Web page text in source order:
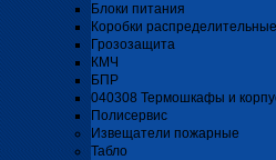
Блоки питания
Коробки распределительные
Грозозащита
КМЧ
БПР
040308 Термошкафы и
Полисервис
Извещатели пожарные
Табло